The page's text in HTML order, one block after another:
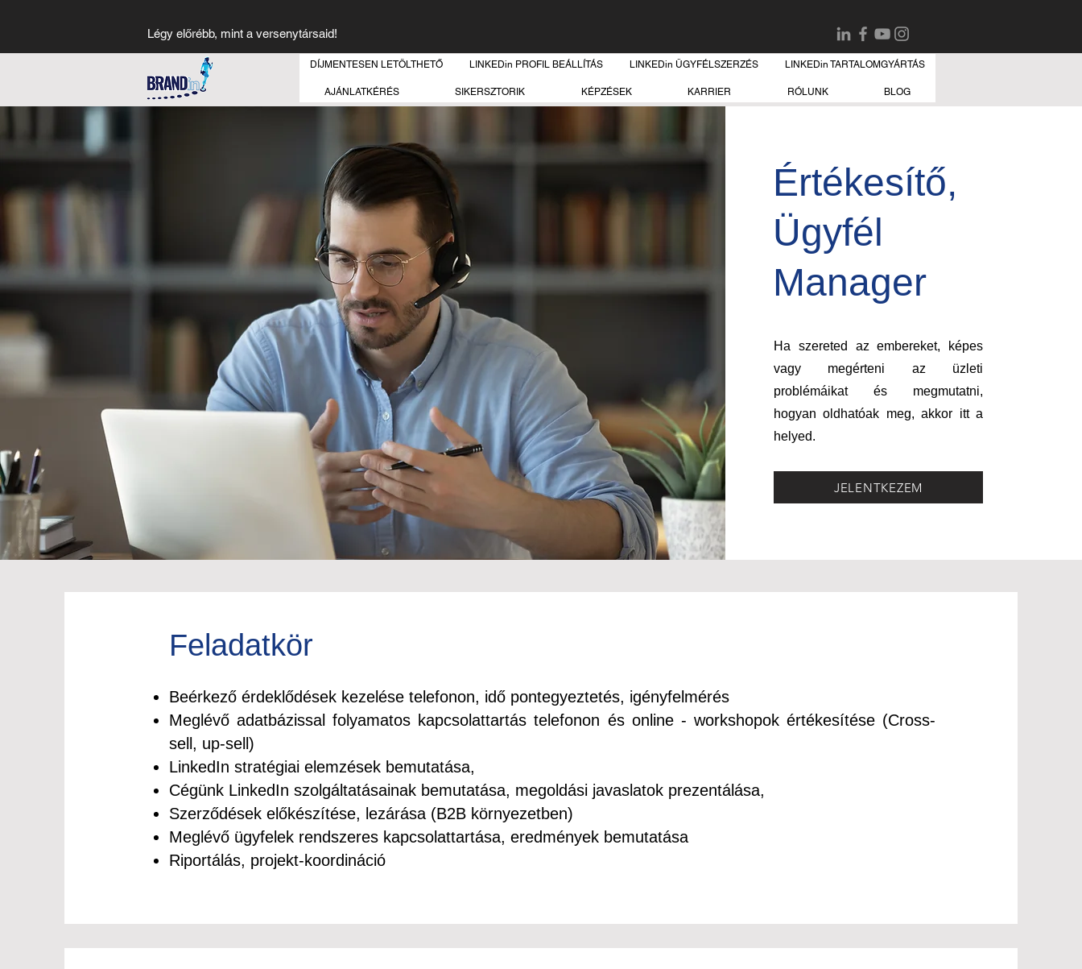
Légy előrébb, mint a versenytársaid!
DÍJMENTESEN LETÖLTHETŐ LINKEDin PROFIL BEÁLLÍTÁS LINKEDin ÜGYFÉLSZERZÉS LINKEDin TARTALOMGYÁRTÁS
AJÁNLATKÉRÉS SIKERSZTORIK KÉPZÉSEK KARRIER RÓLUNK BLOG
Értékesítő,
Ügyfél
Manager
Ha szereted az embereket, képes
vagy megérteni az üzleti
problémáikat és megmutatni,
hogyan oldhatóak meg, akkor itt a
helyed.
JELENTKEZEM
Feladatkör
Beérkező érdeklődések kezelése telefonon, idő pontegyeztetés, igényfelmérés
Meglévő adatbázissal folyamatos kapcsolattartás telefonon és online - workshopok értékesítése (Cross-
sell, up-sell)
LinkedIn stratégiai elemzések bemutatása,
Cégünk LinkedIn szolgáltatásainak bemutatása, megoldási javaslatok prezentálása,
Szerződések előkészítése, lezárása (B2B környezetben)
Meglévő ügyfelek rendszeres kapcsolattartása, eredmények bemutatása
Riportálás, projekt-koordináció